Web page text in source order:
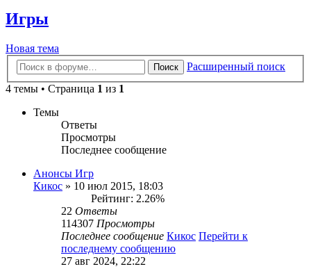
Игры
Новая тема
Поиск
Расширенный поиск
4 темы • Страница 1 из 1
Темы
Ответы
Просмотры
Последнее сообщение
Анонсы Игр
Кикос » 10 июл 2015, 18:03
Рейтинг: 2.26%
22 Ответы
114307 Просмотры
Последнее сообщение Кикос Перейти к
последнему сообщению
27 авг 2024, 22:22